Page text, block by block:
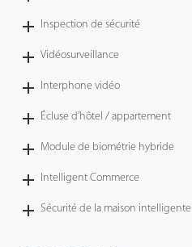
Inspection de sécurité
Vidéosurveillance
Interphone vidéo
Écluse d’hôtel / appartement
Module de biométrie hybride
Intelligent Commerce
Sécurité de la maison intelligente